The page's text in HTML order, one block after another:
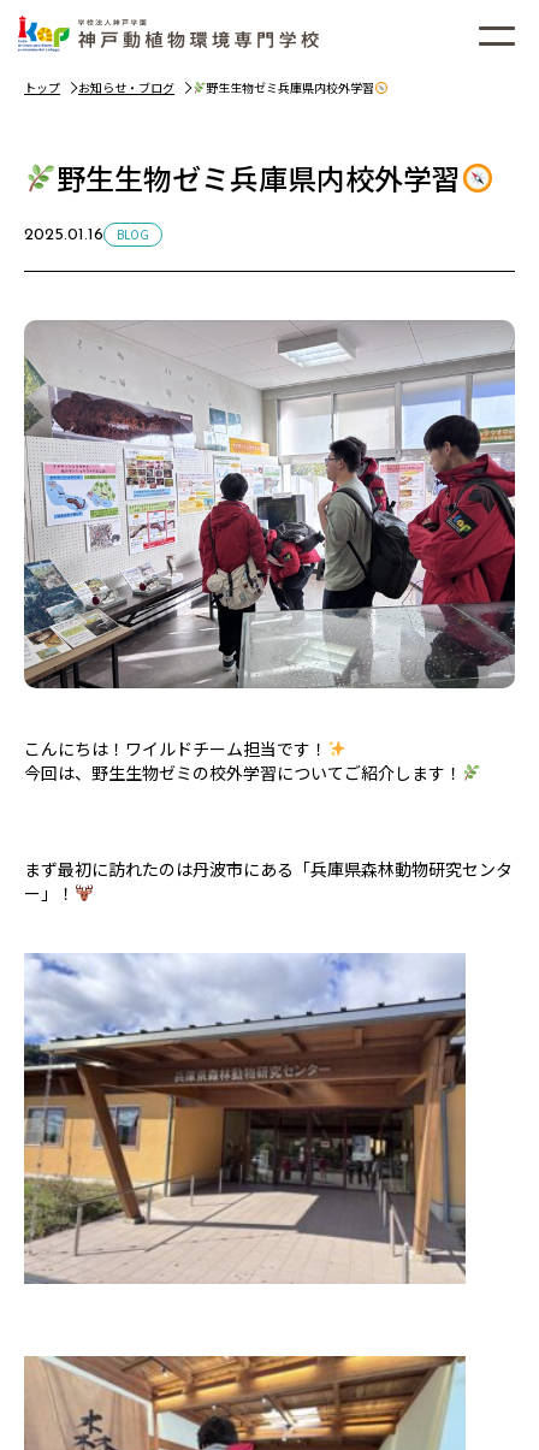
トップ お知らせ・ブログ 野生生物ゼミ兵庫県内校外学習
野生生物ゼミ兵庫県内校外学習
2025.01.16 BLOG
こんにちは！ワイルドチーム担当です！
今回は、野生生物ゼミの校外学習についてご紹介します！
まず最初に訪れたのは丹波市にある「兵庫県森林動物研究センタ
ー」！